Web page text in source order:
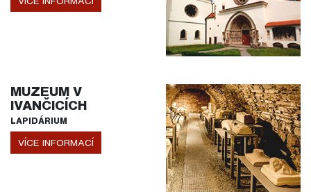
MUZEUM V
IVANČICÍCH
LAPIDÁRIUM
VÍCE INFORMACÍ